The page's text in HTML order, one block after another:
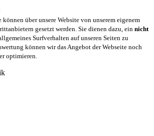
über unsere Website von unserem eigenem
gesetzt werden. Sie dienen dazu, ein nicht
Surfverhalten auf unseren Seiten zu
können wir das Angebot der Webseite noch
optimieren.